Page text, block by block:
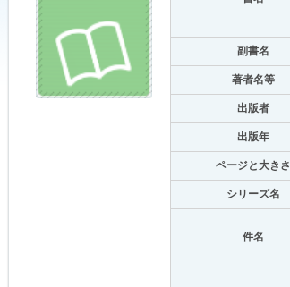
副書名
著者名等
出版者
出版年
ページと大きさ
シリーズ名
件名